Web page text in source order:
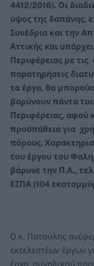
4412/2016). Οι
ύψος της δαπάνης,
Συνέδριο και την
Αττικής και
Περιφέρειας με
παρατηρήσεις
τα έργα, θα
βαρύνουν πάντα
Περιφέρειας, αφού
προσπάθεια για
πόρους.
του έργου του
βάρυνε την Π.Α.,
ΕΣΠΑ (104
O κ. Πατούλης
εκτελεστέων έργων